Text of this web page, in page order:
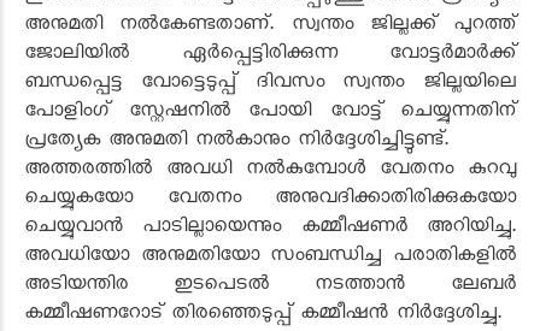
അനുമതി നൽകേണ്ടതാണ്. സ്വന്തം ജില്ലക്ക് പുറത്ത്
ജോലിയിൽ ഏർപ്പെട്ടിരിക്കുന്ന വോട്ടർമാർക്ക്
ബന്ധപ്പെട്ട വോട്ടെടുപ്പ് ദിവസം സ്വന്തം ജില്ലയിലെ
പോളിംഗ് സ്റ്റേഷനിൽ പോയി വോട്ട് ചെയ്യുന്നതിന്
പ്രത്യേക അനുമതി നൽകാനും നിർദ്ദേശിച്ചിട്ടുണ്ട്.
അത്തരത്തിൽ അവധി നൽകുമ്പോൾ വേതനം കുറവു
ചെയ്യുകയോ വേതനം അനുവദിക്കാതിരിക്കുകയോ
ചെയ്യുവാൻ പാടില്ലായെന്നും കമ്മീഷണർ അറിയിച്ചു.
അവധിയോ അനുമതിയോ സംബന്ധിച്ച പരാതികളിൽ
അടിയന്തിര ഇടപെടൽ നടത്താൻ ലേബർ
കമ്മീഷണറോട് തിരഞ്ഞെടുപ്പ് കമ്മീഷൻ നിർദ്ദേശിച്ചു.